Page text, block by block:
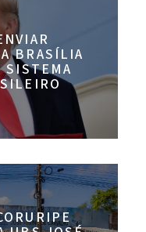
BRASÍLIA
SISTEMA